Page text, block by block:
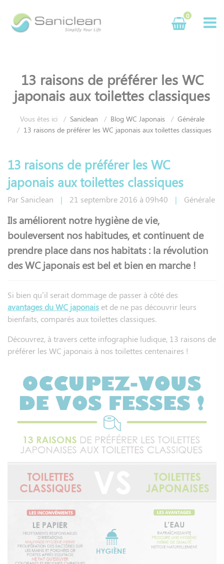
0
13 raisons de préférer les WC
japonais aux toilettes classiques
Vous êtes ici Saniclean Blog WC Japonais
Générale
13 raisons de préférer les WC japonais aux toilettes classiques
13 raisons de préférer les WC
japonais aux toilettes classiques
Par Saniclean | 21 septembre 2016 à 09h40 | Générale
Ils améliorent notre hygiène de vie,
bouleversent nos habitudes, et continuent de
prendre place dans nos habitats : la révolution
des WC japonais est bel et bien en marche !
Si bien qu’il serait dommage de passer à côté des
avantages du WC japonais et de ne pas découvrir leurs
bienfaits, comparés aux toilettes classiques.
Découvrez, à travers cette infographie ludique, 13 raisons de
préférer les WC japonais à nos toilettes centenaires !